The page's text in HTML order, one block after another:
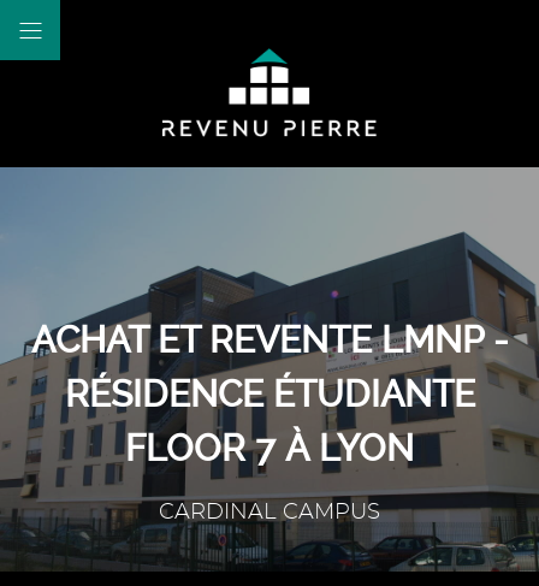
ACHAT ET REVENTE LMNP -
RÉSIDENCE ÉTUDIANTE
FLOOR 7 À LYON
CARDINAL CAMPUS